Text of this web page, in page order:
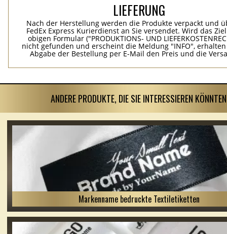
LIEFERUNG
Nach der Herstellung werden die Produkte verpackt und
FedEx Express Kurierdienst an Sie versendet. Wird das
obigen Formular ("PRODUKTIONS- UND
nicht gefunden und erscheint die Meldung "INFO", erhalten
Abgabe der Bestellung per E-Mail den Preis und die
ANDERE PRODUKTE, DIE SIE INTERESSIEREN
Markenname bedruckte Textiletiketten